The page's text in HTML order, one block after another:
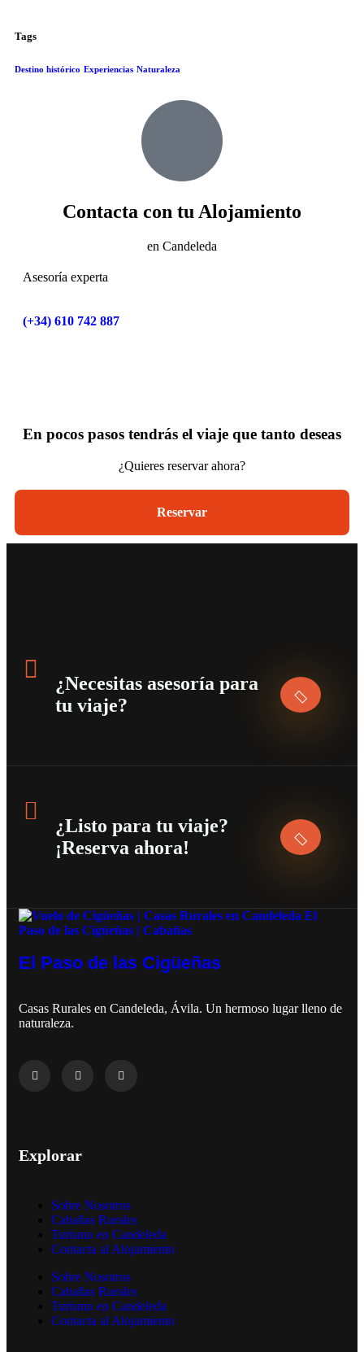
Tags
Destino histórico Experiencias Naturaleza
Contacta con tu Alojamiento
en Candeleda
Asesoría experta
(+34) 610 742 887
En pocos pasos tendrás el viaje que tanto deseas
¿Quieres reservar ahora?
Reservar
¿Necesitas asesoría para
tu viaje?
¿Listo para tu viaje?
¡Reserva ahora!
El Paso de las Cigüeñas
Casas Rurales en Candeleda, Ávila. Un hermoso lugar lleno de
naturaleza.
Explorar
Sobre Nosotros
Cabañas Rurales
Turismo en Candeleda
Contacta al Alojamiento
Sobre Nosotros
Cabañas Rurales
Turismo en Candeleda
Contacta al Alojamiento